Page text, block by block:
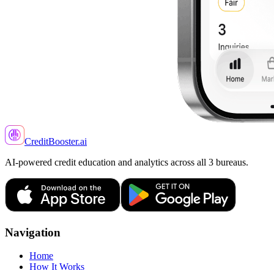
CreditBooster.ai
AI-powered credit education and analytics across all 3 bureaus.
Navigation
Home
How It Works